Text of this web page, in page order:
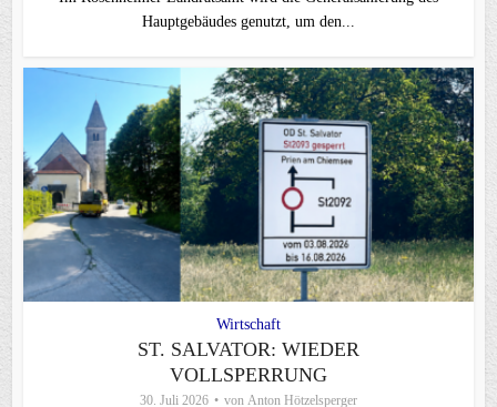
Hauptgebäudes genutzt, um den...
Wirtschaft
ST. SALVATOR: WIEDER
VOLLSPERRUNG
30. Juli 2026 von Anton Hötzelsperger